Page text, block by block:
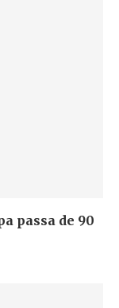
passa de 90